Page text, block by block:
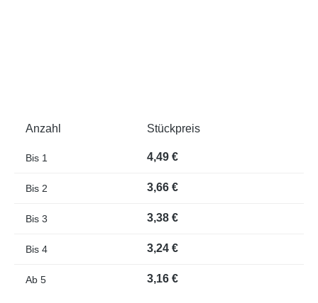
Anzahl Stückpreis
Bis 1 4,49 €
Bis 2 3,66 €
Bis 3 3,38 €
Bis 4 3,24 €
Ab 5 3,16 €